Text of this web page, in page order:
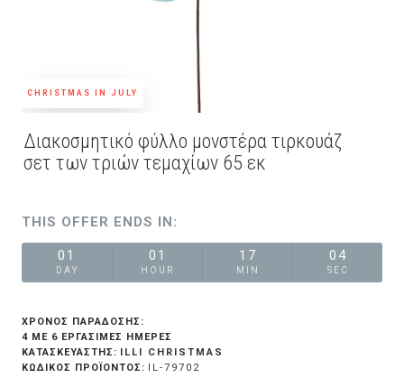
CHRISTMAS IN JULY
Διακοσμητικό φύλλο μονστέρα τιρκουάζ
σετ των τριών τεμαχίων 65 εκ
THIS OFFER ENDS IN:
01
DAY
01
HOUR
17
MIN
04
SEC
ΧΡΟΝΟΣ ΠΑΡΑΔΟΣΗΣ:
4 ΜΕ 6 ΕΡΓΆΣΙΜΕΣ ΗΜΈΡΕΣ
ΚΑΤΑΣΚΕΥΑΣΤΗΣ: ILLI CHRISTMAS
ΚΩΔΙΚΟΣ ΠΡΟΪΟΝΤΟΣ: IL-79702